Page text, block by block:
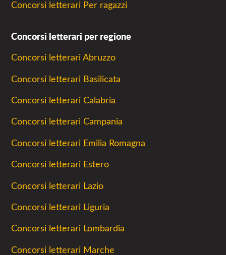
Concorsi letterari Per ragazzi
Concorsi letterari per regione
Concorsi letterari Abruzzo
Concorsi letterari Basilicata
Concorsi letterari Calabria
Concorsi letterari Campania
Concorsi letterari Emilia Romagna
Concorsi letterari Estero
Concorsi letterari Lazio
Concorsi letterari Liguria
Concorsi letterari Lombardia
Concorsi letterari Marche